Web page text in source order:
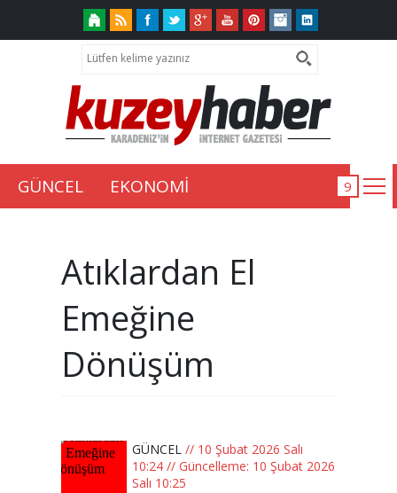
GÜNCEL EKONOMİ
Atıklardan El
Emeğine
Dönüşüm
GÜNCEL // 10 Şubat 2026 Salı
10:24 // Güncelleme: 10 Şubat 2026
Salı 10:25